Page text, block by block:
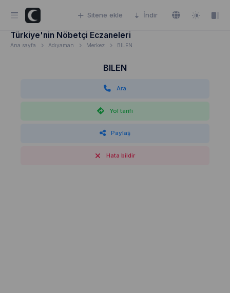
Sitene ekle İndir
Türkiye'nin Nöbetçi Eczaneleri
Ana sayfa Adıyaman Merkez BILEN
BILEN
Ara
Yol tarifi
Paylaş
Hata bildir